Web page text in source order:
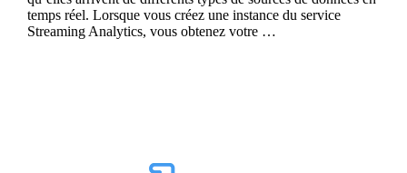
temps réel. Lorsque vous créez une instance du service
Streaming Analytics, vous obtenez votre …